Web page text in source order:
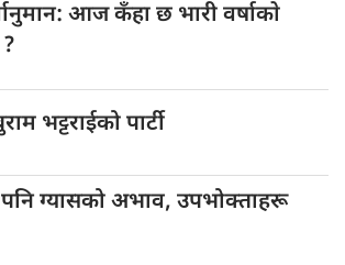
आज कँहा छ भारी वर्षाकाे
भट्टराईको पार्टी
ग्यासको अभाव, उपभोक्ताहरू